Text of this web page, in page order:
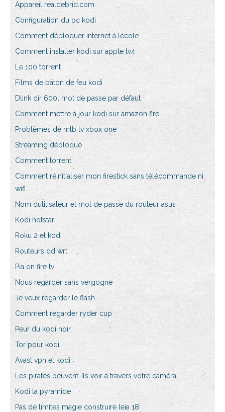
Appareil realdebrid.com
Configuration du pc kodi
Comment débloquer internet à lécole
Comment installer kodi sur apple tv4
Le 100 torrent
Films de bâton de feu kodi
Dlink dir 600l mot de passe par défaut
Comment mettre à jour kodi sur amazon fire
Problèmes de mlb tv xbox one
Streaming débloqué
Comment torrent
Comment réinitialiser mon firestick sans télécommande ni
wifi
Nom dutilisateur et mot de passe du routeur asus
Kodi hotstar
Roku 2 et kodi
Routeurs dd wrt
Pia on fire tv
Nous regarder sans vergogne
Je veux regarder le flash
Comment regarder ryder cup
Peur du kodi noir
Tor pour kodi
Avast vpn et kodi
Les pirates peuvent-ils voir à travers votre caméra
Kodi la pyramide
Pas de limites magie construire leia 18